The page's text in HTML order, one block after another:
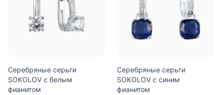
Серебряные серьги
SOKOLOV с белым
фианитом
Серебряные серьги
SOKOLOV с синим
фианитом